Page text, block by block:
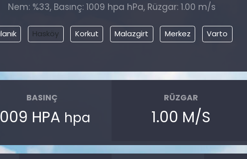
Nem: %33, Basınç: 1009 hpa hPa, Rüzgar: 1.00 m/s
Hasköy Korkut Malazgirt Merkez Varto
BASINÇ
HPA hpa
RÜZGAR
1.00 M/S